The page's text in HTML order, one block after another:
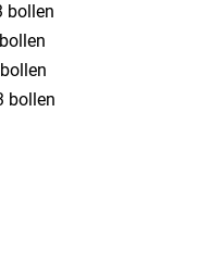
bollen
bollen